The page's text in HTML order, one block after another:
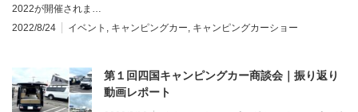
2022が開催されま…
2022/8/24
イベント キャンピングカー キャンピングカーショー
第１回四国キャンピングカー商談会｜振り返り
動画レポート